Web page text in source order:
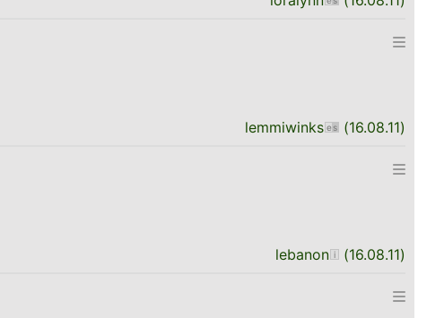
lemmiwinks (16.08.11)
lebanon (16.08.11)